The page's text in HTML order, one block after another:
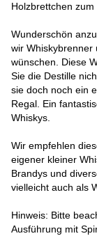
Holzbrettchen
Wunderschön
wir Whiskybrenner
wünschen. Diese
Sie die Destille
sie doch noch ein
Regal. Ein
Whiskys.
Wir empfehlen
eigener kleiner
Brandys und
vielleicht auch als
Hinweis: Bitte
Ausführung mit